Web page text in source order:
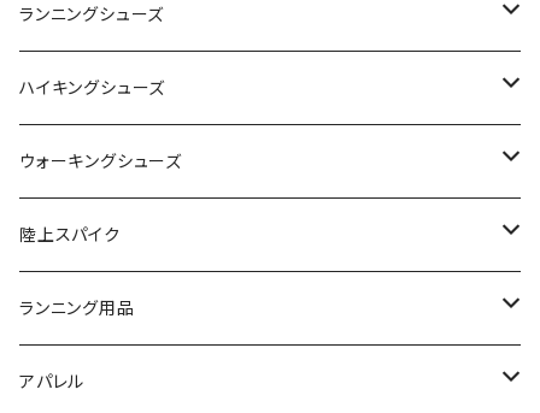
adidas（アディダス）
SAYSKY（セイスカイ）
NISHI（ニシ）
FOOTMAX（フットマックス）
SIDAS（シダス）
MIZUNO（ミズノ）
On
VIKING
asics
adidas
THE NORTH FACE
ランニングシューズ
On
adidas
asics
YONEX
MIZUNO
ハイキングシューズ
On
VIKING
ウォーキングシューズ
YONEX
On
VIKING
陸上スパイク
asics
adidas
ランニング用品
インソール
アパレル